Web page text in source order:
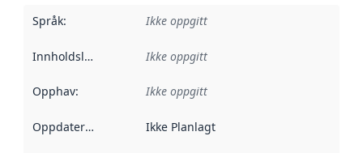
Språk: Ikke oppgitt
Innholdsleverandører :
Ikke oppgitt
Opphav: Ikke oppgitt
Oppdateringsfrekvens :
Ikke Planlagt